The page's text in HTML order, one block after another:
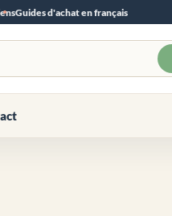
Guides d'achat en français